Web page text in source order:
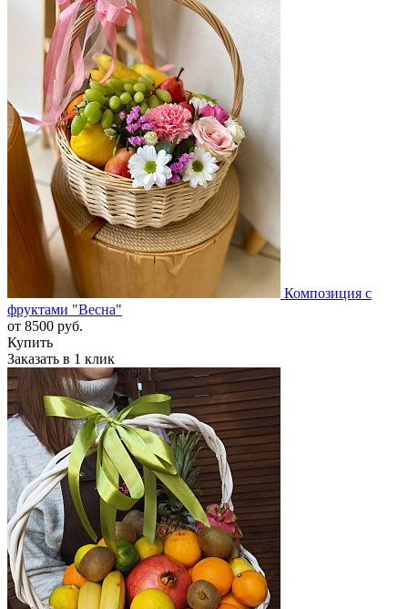
Композиция с
фруктами "Весна"
от 8500 руб.
Купить
Заказать в 1 клик